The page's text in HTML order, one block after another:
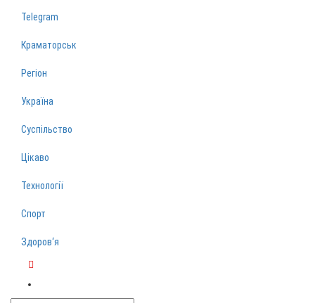
Telegram
Краматорськ
Регіон
Україна
Суспільство
Цікаво
Технології
Спорт
Здоров‘я